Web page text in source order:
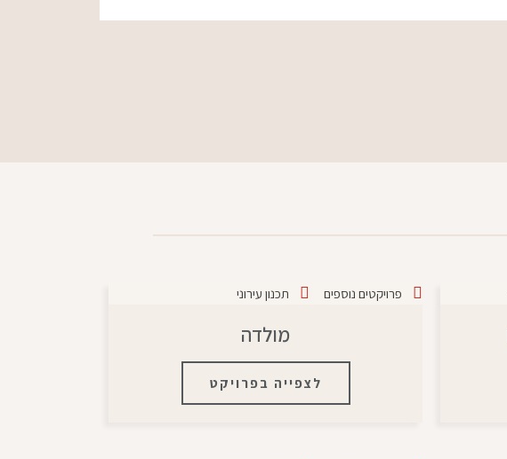
פרויקטים נוספים תכנון עירוני
מולדה
לצפייה בפרויקט